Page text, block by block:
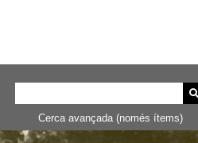
Cerca avançada (només ítems)